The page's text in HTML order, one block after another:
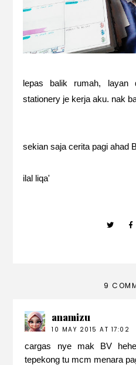
lepas balik rumah, layan
stationery je kerja aku. nak
sekian saja cerita pagi ahad
ilal liqa'
9
anamizu
10 MAY 2015 AT 17:02
cargas nye mak BV
tepekong tu mcm menara